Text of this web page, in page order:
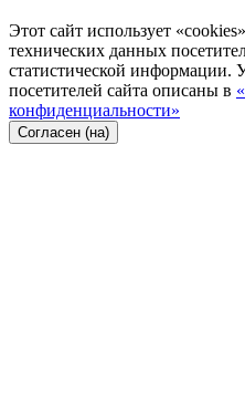
Этот сайт использует
технических данных
статистической информации.
посетителей сайта описаны в
конфиденциальности»
Согласен (на)